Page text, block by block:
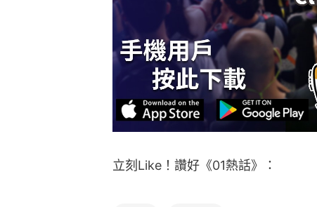
立刻Like！讚好《01熱話》：